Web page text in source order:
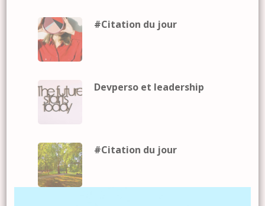
#Citation du jour
Devperso et leadership
#Citation du jour